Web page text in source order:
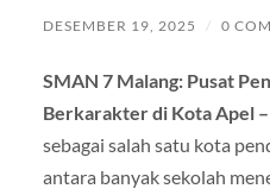
DESEMBER 19, 2025 / 0
SMAN 7 Malang: Pusat
Berkarakter di Kota Apel –
sebagai salah satu kota
antara banyak sekolah